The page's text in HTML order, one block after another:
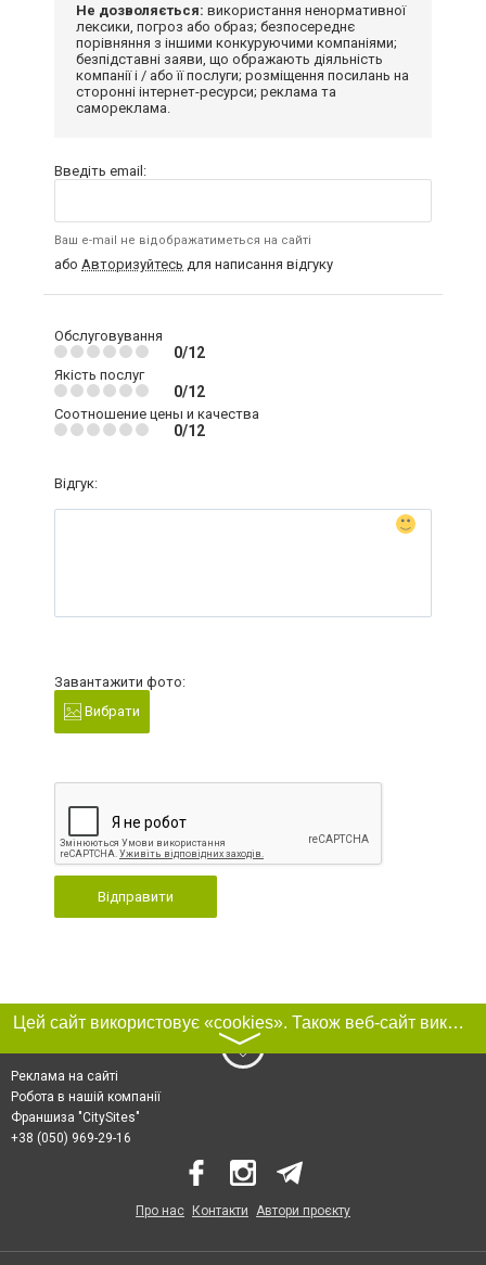
Не дозволяється: використання ненормативної
лексики, погроз або образ; безпосереднє
порівняння з іншими конкуруючими компаніями;
безпідставні заяви, що ображають діяльність
компанії і / або її послуги; розміщення посилань на
сторонні інтернет-ресурси; реклама та
самореклама.
Введіть email:
Ваш e-mail не відображатиметься на сайті
або Авторизуйтесь для написання відгуку
Обслуговування
0/12
Якість послуг
0/12
Соотношение цены и качества
0/12
Відгук:
Завантажити фото:
Вибрати
Відправити
Цей сайт використовує «cookies». Також веб-сайт використовує інтернет-сервіс для збору технічних даних стосовно відвідувачів з метою отримання маркетингової та статистичної інформації. Умови обробки даних відвідувачів сайту див.
〉
Реклама на сайті
Робота в нашій компанії
Франшиза "CitySites"
+38 (050) 969-29-16
Про нас Контакти Автори проєкту